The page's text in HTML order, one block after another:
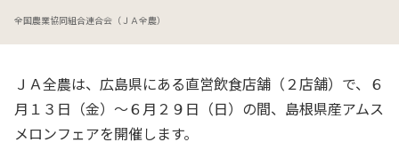
全国農業協同組合連合会（ＪＡ全農）
ＪＡ全農は、広島県にある直営飲食店舗（２店舗）で、６
月１３日（金）～６月２９日（日）の間、島根県産アムス
メロンフェアを開催します。